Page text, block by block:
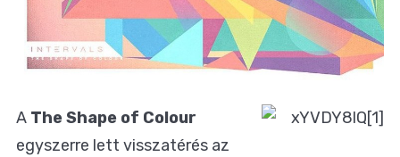
A The Shape of Colour
egyszerre lett visszatérés az